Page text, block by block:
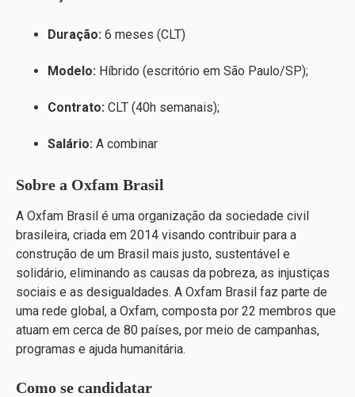
Duração: 6 meses (CLT)
Modelo: Híbrido (escritório em São Paulo/SP);
Contrato: CLT (40h semanais);
Salário: A combinar
Sobre a Oxfam Brasil
A Oxfam Brasil é uma organização da sociedade civil
brasileira, criada em 2014 visando contribuir para a
construção de um Brasil mais justo, sustentável e
solidário, eliminando as causas da pobreza, as injustiças
sociais e as desigualdades. A Oxfam Brasil faz parte de
uma rede global, a Oxfam, composta por 22 membros que
atuam em cerca de 80 países, por meio de campanhas,
programas e ajuda humanitária.
Como se candidatar